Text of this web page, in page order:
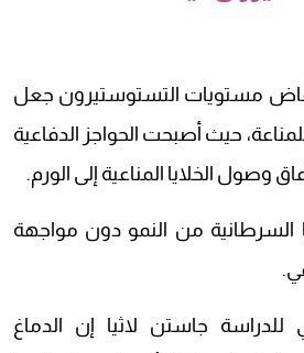
مستويات التستوستيرون جعل
للمناعة، حيث أصبحت الحواجز الدفاعية
وصول الخلايا المناعية إلى الورم.
السرطانية من النمو دون مواجهة
للدراسة جاستن لاثيا إن الدماغ